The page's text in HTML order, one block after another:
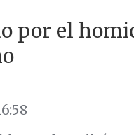
por el